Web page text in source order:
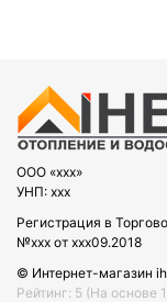
OOO «xxx»
УНП: xxx
Регистрация в
№xxx от xxx09.2018
© Интернет-магазин
Рейтинг: 5 (На основе